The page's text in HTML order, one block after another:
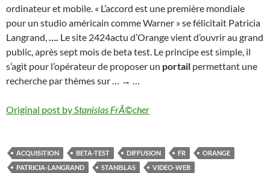
ordinateur et mobile. « L’accord est une première mondiale
pour un studio américain comme Warner » se félicitait Patricia
Langrand,…. Le site 2424actu d’Orange vient d’ouvrir au grand
public, après sept mois de beta test. Le principe est simple, il
s’agit pour l’opérateur de proposer un portail permettant une
recherche par thèmes sur … → …
Original post byStanislas FrÃ©cher
ACQUISITION BETA-TEST DIFFUSION FR
ORANGE
PATRICIA-LANGRAND
STANISLAS VIDEO-WEB